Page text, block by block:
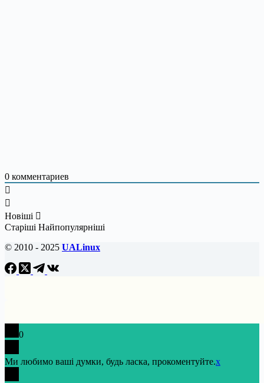
0 комментариев
Новіші
Старіші Найпопулярніші
© 2010 - 2025 UALinux
0
Ми любимо ваші думки, будь ласка, прокоментуйте.x